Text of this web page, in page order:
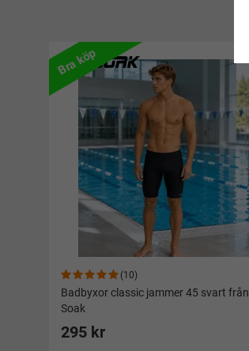
(10)
Badbyxor classic jammer 45 svart från
Soak
Bra köp
295 kr